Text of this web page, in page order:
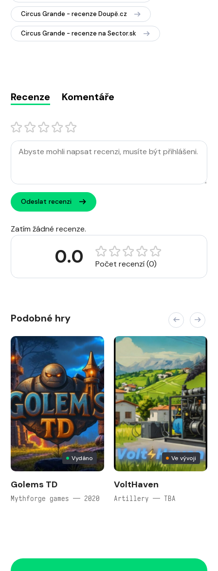
Circus Grande - recenze Doupě.cz
Circus Grande - recenze na Sector.sk
Recenze Komentáře
Odeslat recenzi
Zatím žádné recenze.
0.0 Počet recenzí (0)
Podobné hry
Vydáno
Golems TD
Mythforge games — 2020
Ve vývoji
VoltHaven
Artillery — TBA